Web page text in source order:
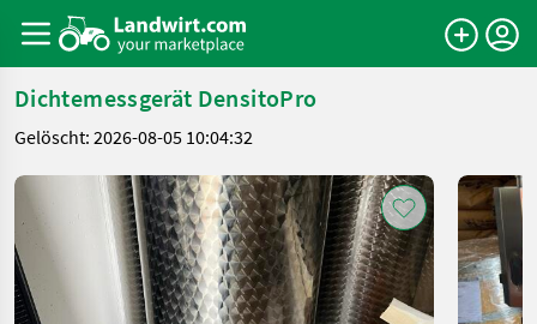
Dichtemessgerät DensitoPro
Gelöscht: 2026-08-05 10:04:32